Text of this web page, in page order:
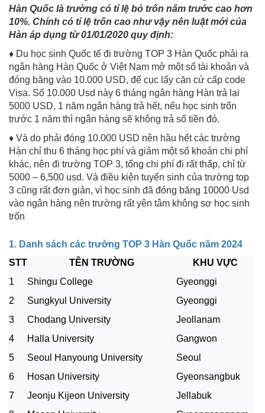
Hàn Quốc là trường có tỉ lệ bỏ trốn năm trước cao hơn
10%. Chính có tỉ lệ trốn cao như vậy nên luật mới của
Hàn áp dụng từ 01/01/2020 quy định:
♦ Du học sinh Quốc tế đi trường TOP 3 Hàn Quốc phải ra
ngân hàng Hàn Quốc ở Việt Nam mở một sổ tài khoản và
đóng băng vào 10.000 USD, để cục lấy căn cứ cấp code
Visa. Số 10.000 Usd này 6 tháng ngân hàng Hàn trả lại
5000 USD, 1 năm ngân hàng trả hết, nếu học sinh trốn
trước 1 năm thì ngân hàng sẽ không trả số tiền đó.
♦ Và do phải đóng 10.000 USD nên hầu hết các trường
Hàn chỉ thu 6 tháng học phí và giảm một số khoản chi phí
khác, nên đi trường TOP 3, tổng chi phí đi rất thấp, chỉ từ
5000 – 6,500 usd. Và điều kiện tuyển sinh của trường top
3 cũng rất đơn giản, vì học sinh đã đóng băng 10000 Usd
vào ngân hàng nên trường rất yên tâm không sợ học sinh
trốn
1. Danh sách các trường TOP 3 Hàn Quốc năm 2024
STT
TÊN TRƯỜNG
KHU VỰC
1
Shingu College
Gyeonggi
2
Sungkyul University
Gyeonggi
3
Chodang University
Jeollanam
4
Halla University
Gangwon
5
Seoul Hanyoung University
Seoul
6
Hosan University
Gyeonsangbuk
7
Jeonju Kijeon University
Jellabuk